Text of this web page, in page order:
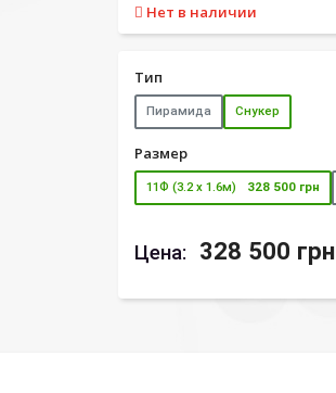
Нет в наличии
Тип
Пирамида Снукер
Размер
11Ф (3.2 х 1.6м) 328 500 грн
Цена: 328 500 грн